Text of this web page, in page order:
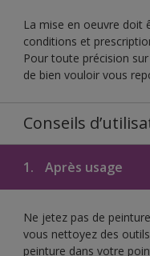
La mise en oeuvre doit
conditions et
Pour toute précision
de bien vouloir vous
Conseils
1. Après usage
Ne jetez pas de
vous nettoyez des
peinture dans votre